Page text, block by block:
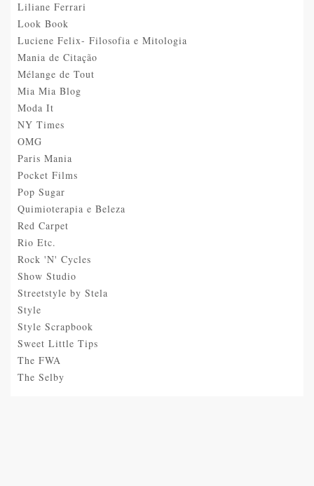
Liliane Ferrari
Look Book
Luciene Felix- Filosofia e Mitologia
Mania de Citação
Mélange de Tout
Mia Mia Blog
Moda It
NY Times
OMG
Paris Mania
Pocket Films
Pop Sugar
Quimioterapia e Beleza
Red Carpet
Rio Etc.
Rock 'N' Cycles
Show Studio
Streetstyle by Stela
Style
Style Scrapbook
Sweet Little Tips
The FWA
The Selby